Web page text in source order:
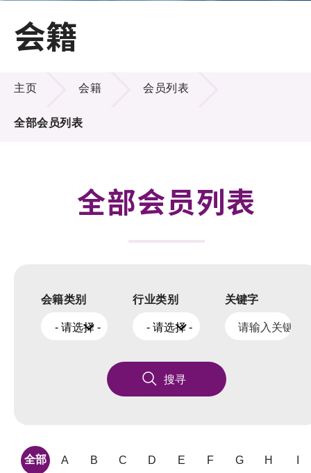
技术商品化
活动及消息
科技分享
会籍
会籍
主页 会籍 会员列表
全部会员列表
全部会员列表
会籍类别
- 请选择 -
行业类别
- 请选择 -
关键字
搜寻
全部 A B C D E F G H